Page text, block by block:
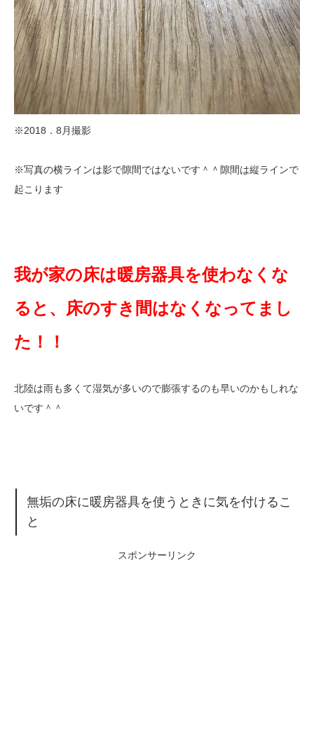
※2018．8月撮影
※写真の横ラインは影で隙間ではないです＾＾隙間は縦ラインで
起こります
我が家の床は暖房器具を使わなくな
ると、床のすき間はなくなってまし
た！！
北陸は雨も多くて湿気が多いので膨張するのも早いのかもしれな
いです＾＾
無垢の床に暖房器具を使うときに気を付けるこ
と
スポンサーリンク